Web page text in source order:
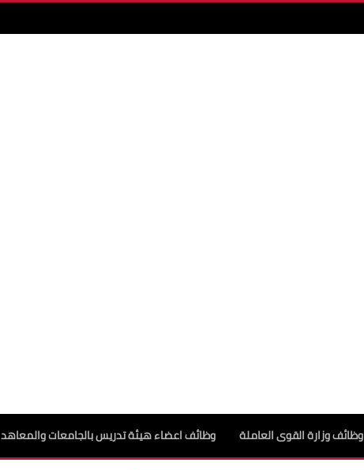
وظائف وزارة القوى العاملة وظائف اعضاء هيئة تدريس بالجامعات والمعاهد